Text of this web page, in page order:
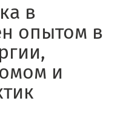
в
опытом в
и